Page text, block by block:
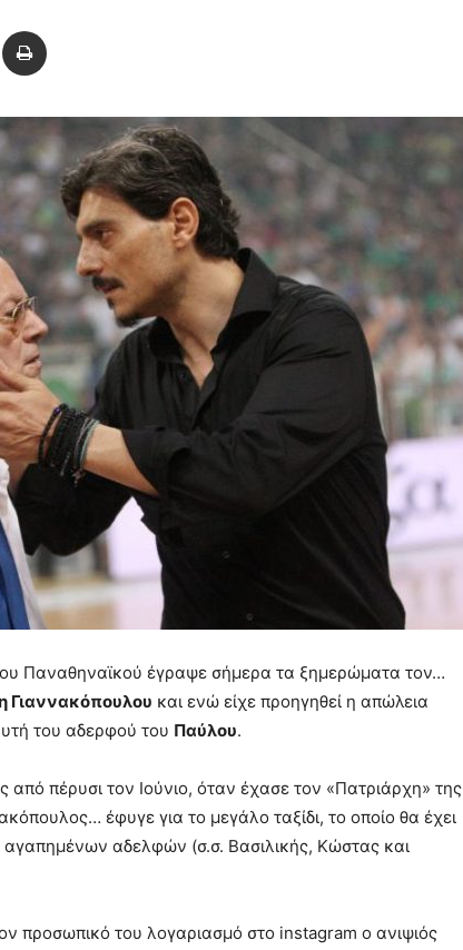
Παναθηναϊκού έγραψε σήμερα τα ξημερώματα τον…
Γιαννακόπουλου και ενώ είχε προηγηθεί η απώλεια
του αδερφού του Παύλου.
από πέρυσι τον Ιούνιο, όταν έχασε τον «Πατριάρχη» της
έφυγε για το μεγάλο ταξίδι, το οποίο θα έχει
αδελφών (σ.σ. Βασιλικής, Κώστας και
προσωπικό του λογαριασμό στο instagram o ανιψιός